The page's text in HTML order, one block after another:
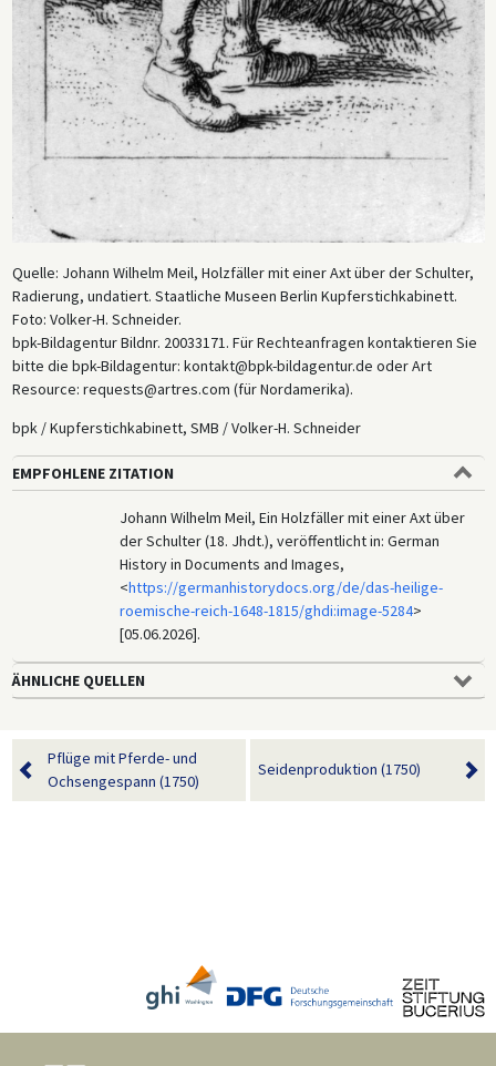
Quelle: Johann Wilhelm Meil, Holzfäller mit einer Axt über der Schulter,
Radierung, undatiert. Staatliche Museen Berlin Kupferstichkabinett.
Foto: Volker-H. Schneider.
bpk-Bildagentur Bildnr. 20033171. Für Rechteanfragen kontaktieren Sie
bitte die bpk-Bildagentur: kontakt@bpk-bildagentur.de oder Art
Resource: requests@artres.com (für Nordamerika).
bpk / Kupferstichkabinett, SMB / Volker-H. Schneider
EMPFOHLENE ZITATION
Johann Wilhelm Meil, Ein Holzfäller mit einer Axt über
der Schulter (18. Jhdt.), veröffentlicht in: German
History in Documents and Images,
<https://germanhistorydocs.org/de/das-heilige-
roemische-reich-1648-1815/ghdi:image-5284>
[05.06.2026].
ÄHNLICHE QUELLEN
Pflüge mit Pferde- und
Ochsengespann (1750)
Seidenproduktion (1750)